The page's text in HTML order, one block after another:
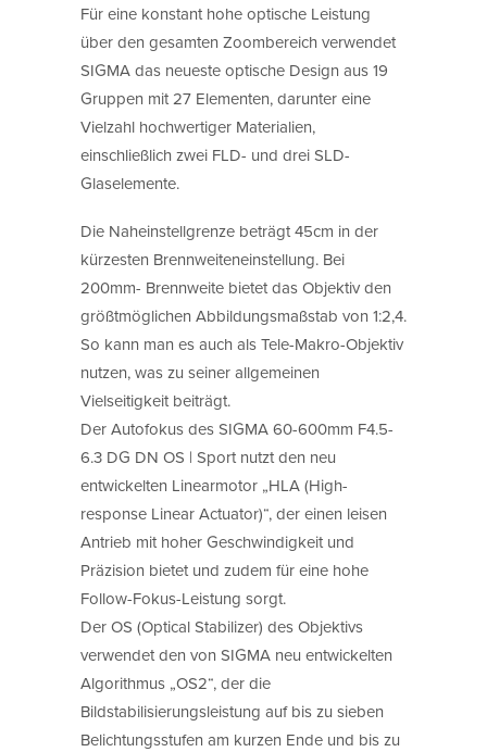
Für eine konstant hohe optische Leistung
über den gesamten Zoombereich verwendet
SIGMA das neueste optische Design aus 19
Gruppen mit 27 Elementen, darunter eine
Vielzahl hochwertiger Materialien,
einschließlich zwei FLD- und drei SLD-
Glaselemente.
Die Naheinstellgrenze beträgt 45cm in der
kürzesten Brennweiteneinstellung. Bei
200mm- Brennweite bietet das Objektiv den
größtmöglichen Abbildungsmaßstab von 1:2,4.
So kann man es auch als Tele-Makro-Objektiv
nutzen, was zu seiner allgemeinen
Vielseitigkeit beiträgt.
Der Autofokus des SIGMA 60-600mm F4.5-
6.3 DG DN OS | Sport nutzt den neu
entwickelten Linearmotor „HLA (High-
response Linear Actuator)“, der einen leisen
Antrieb mit hoher Geschwindigkeit und
Präzision bietet und zudem für eine hohe
Follow-Fokus-Leistung sorgt.
Der OS (Optical Stabilizer) des Objektivs
verwendet den von SIGMA neu entwickelten
Algorithmus „OS2“, der die
Bildstabilisierungsleistung auf bis zu sieben
Belichtungsstufen am kurzen Ende und bis zu